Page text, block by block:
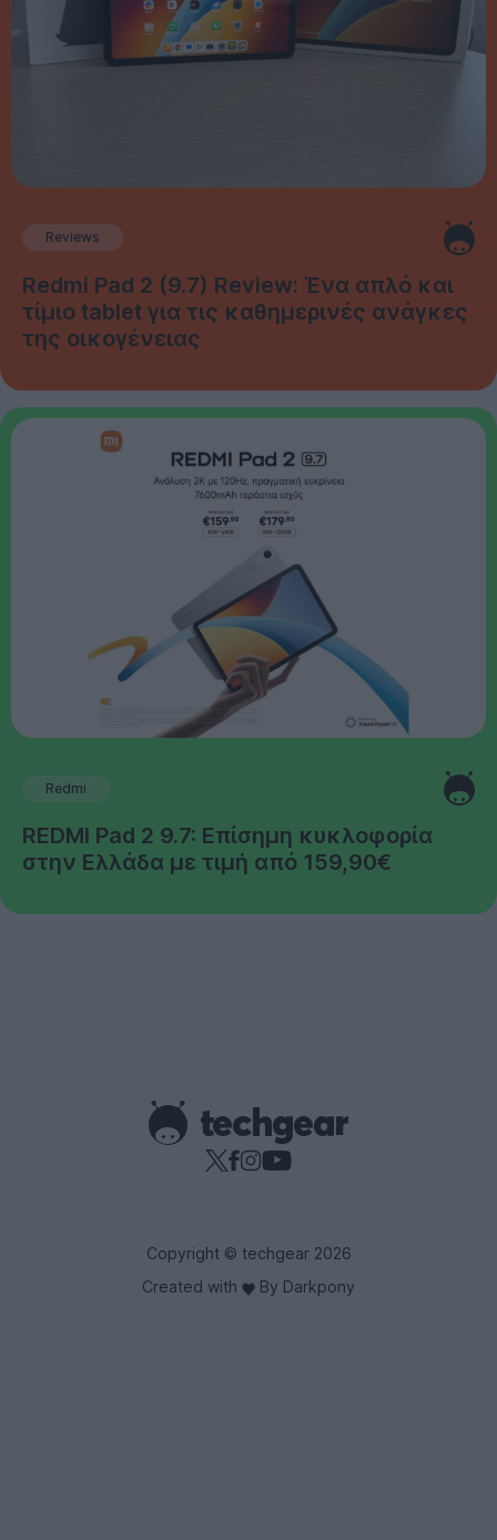
Reviews
Redmi Pad 2 (9.7) Review: Ένα απλό και
τίμιο tablet για τις καθημερινές ανάγκες
της οικογένειας
Redmi
REDMI Pad 2 9.7: Επίσημη κυκλοφορία
στην Ελλάδα με τιμή από 159,90€
Copyright © techgear 2026
Created with
By Darkpony